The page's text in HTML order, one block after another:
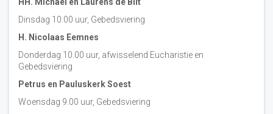
Dinsdag 10:00 uur, Gebedsviering
H. Nicolaas Eemnes
Donderdag 10.00 uur, afwisselend Eucharistie en
Gebedsviering
Petrus en Pauluskerk Soest
Woensdag 9.00 uur, Gebedsviering